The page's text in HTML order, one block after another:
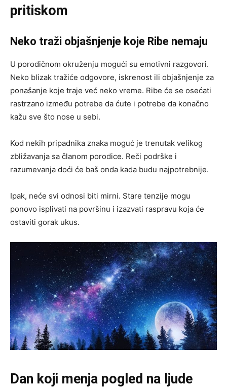
pritiskom
Neko traži objašnjenje koje Ribe nemaju
U porodičnom okruženju mogući su emotivni razgovori.
Neko blizak tražiće odgovore, iskrenost ili objašnjenje za
ponašanje koje traje već neko vreme. Ribe će se osećati
rastrzano između potrebe da ćute i potrebe da konačno
kažu sve što nose u sebi.
Kod nekih pripadnika znaka moguć je trenutak velikog
zbližavanja sa članom porodice. Reči podrške i
razumevanja doći će baš onda kada budu najpotrebnije.
Ipak, neće svi odnosi biti mirni. Stare tenzije mogu
ponovo isplivati na površinu i izazvati raspravu koja će
ostaviti gorak ukus.
Dan koji menja pogled na ljude